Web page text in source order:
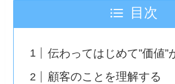
目次
伝わってはじめて”価値”
顧客のことを理解する